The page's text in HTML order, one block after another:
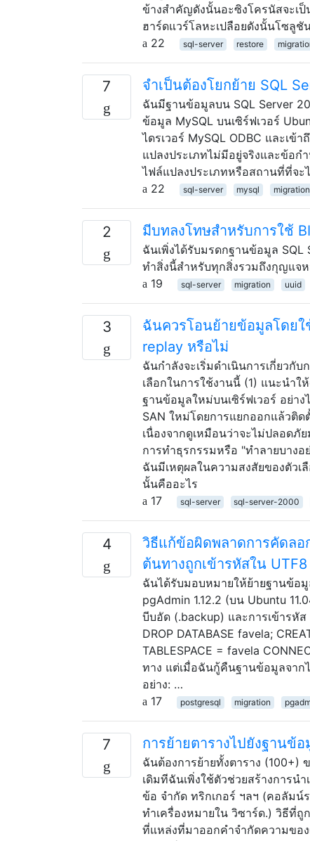
ข้างสำคัญดังนั้นอะซิงโครนัสจะเป็
ฮาร์ดแวร์โลหะเปลือยดังนั้นโซลูชั
22
sql-server restore
7 จำเป็นต้องโยกย้าย SQL
ฉันมีฐานข้อมูลบน SQL Server
ข้อมูล MySQL บนเซิร์ฟเวอร์
ไดรเวอร์ MySQL ODBC และเ
แปลงประเภทไม่มีอยู่จริงและข้อก
ไฟล์แปลงประเภทหรือสถานที่ที่จ
22
sql-server mysql migration
2 มีบทลงโทษสำหรับการใช้
ฉันเพิ่งได้รับมรดกฐานข้อมูล SQL
ทำสิ่งนี้สำหรับทุกสิ่งรวมถึงกุญแจ
19
sql-server migration uuid
3
ฉันควรโอนย้ายข้อมูลโดย
replay หรือไม่
ฉันกำลังจะเริ่มดำเนินการเกี่ยวกั
เลือกในการใช้งานนี้ (1) แนะนำ
ฐานข้อมูลใหม่บนเซิร์ฟเวอร์ อย่า
SAN ใหม่โดยการแยกออกแล้วติ
เนื่องจากดูเหมือนว่าจะไม่ปลอดภั
การทำธุรกรรมหรือ "ทำลายบาง
ฉันมีเหตุผลในความสงสัยของตัวเ
นั้นคืออะไร
17
sql-server sql-server-2000
4
วิธีแก้ข้อผิดพลาดการคัดลอ
ต้นทางถูกเข้ารหัสใน UTF8
ฉันได้รับมอบหมายให้ย้ายฐานข้อมู
pgAdmin 1.12.2 (บน Ubuntu
บีบอัด (.backup) และการเข้ารหั
DROP DATABASE favela;
TABLESPACE = favela
ทาง แต่เมื่อฉันกู้คืนฐานข้อมูลจาก
อย่าง: …
17
postgresql migration
7 การย้ายตารางไปยังฐานข้
ฉันต้องการย้ายทั้งตาราง (100+)
เดิมทีฉันเพิ่งใช้ตัวช่วยสร้างการน
ข้อ จำกัด ทริกเกอร์ ฯลฯ (คอลัมน์
ทำเครื่องหมายใน วิซาร์ด.) วิธีที่ถู
ที่แหล่งที่มาออกคำจำกัดความขอ